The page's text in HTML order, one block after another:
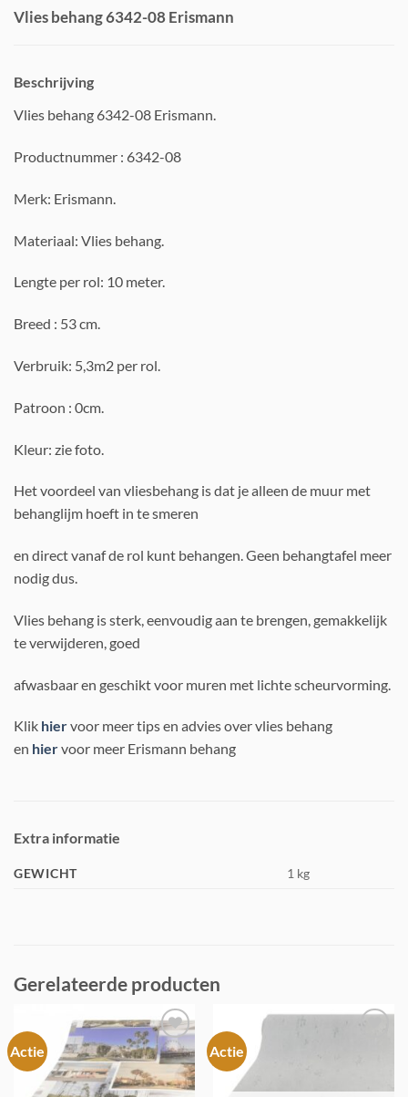
Vlies behang 6342-08 Erismann
Beschrijving
Vlies behang 6342-08 Erismann.
Productnummer : 6342-08
Merk: Erismann.
Materiaal: Vlies behang.
Lengte per rol: 10 meter.
Breed : 53 cm.
Verbruik: 5,3m2 per rol.
Patroon : 0cm.
Kleur: zie foto.
Het voordeel van vliesbehang is dat je alleen de muur met
behanglijm hoeft in te smeren
en direct vanaf de rol kunt behangen. Geen behangtafel meer
nodig dus.
Vlies behang is sterk, eenvoudig aan te brengen, gemakkelijk
te verwijderen, goed
afwasbaar en geschikt voor muren met lichte scheurvorming.
Klik hiervoor meer tips en advies over vlies behang
en hiervoor meer Erismann behang
Extra informatie
GEWICHT 1 kg
Gerelateerde producten
Actie
Toevoegen
aan
verlanglijst
Actie